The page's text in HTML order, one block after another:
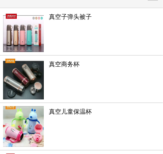
真空子弹头被子
真空商务杯
真空儿童保温杯